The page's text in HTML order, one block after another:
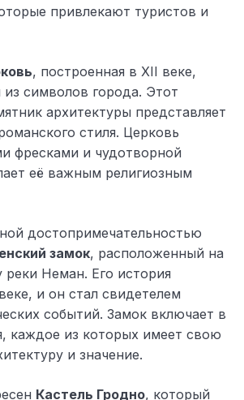
привлекают туристов и
, построенная в XII веке,
из символов города. Этот
архитектуры представляет
стиля. Церковь
фресками и чудотворной
её важным религиозным
достопримечательностью
замок, расположенный на
реки Неман. Его история
и он стал свидетелем
событий. Замок включает в
каждое из которых имеет свою
и значение.
Кастель Гродно, который